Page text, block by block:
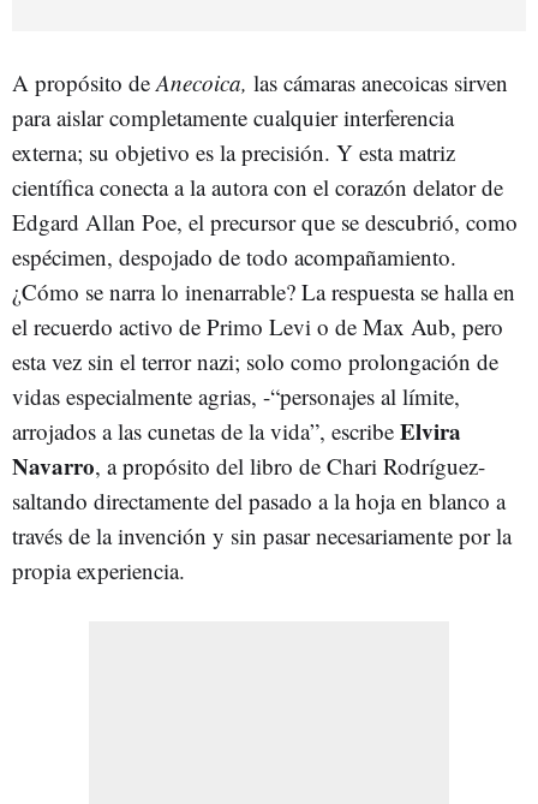
A propósito de Anecoica, las cámaras anecoicas sirven
para aislar completamente cualquier interferencia
externa; su objetivo es la precisión. Y esta matriz
científica conecta a la autora con el corazón delator de
Edgard Allan Poe, el precursor que se descubrió, como
espécimen, despojado de todo acompañamiento.
¿Cómo se narra lo inenarrable? La respuesta se halla en
el recuerdo activo de Primo Levi o de Max Aub, pero
esta vez sin el terror nazi; solo como prolongación de
vidas especialmente agrias, -“personajes al límite,
arrojados a las cunetas de la vida”, escribe Elvira
Navarro, a propósito del libro de Chari Rodríguez-
saltando directamente del pasado a la hoja en blanco a
través de la invención y sin pasar necesariamente por la
propia experiencia.